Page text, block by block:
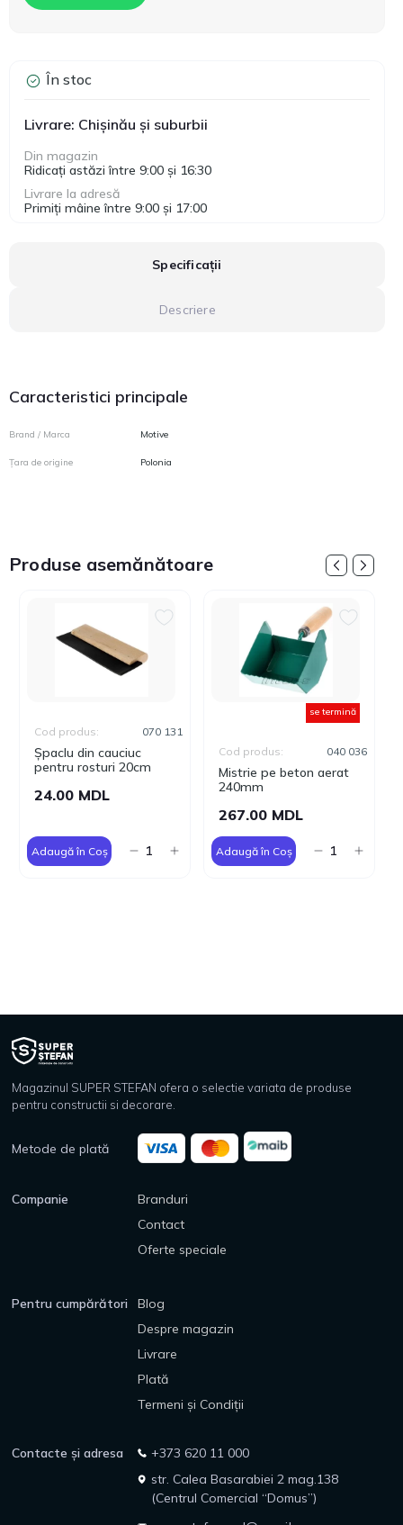
În stoc
Livrare: Chișinău și suburbii
Din magazin
Ridicați astăzi între 9:00 și 16:30
Livrare la adresă
Primiți mâine între 9:00 și 17:00
Specificații
Descriere
Caracteristici principale
Brand / Marca Motive
Țara de origine Polonia
Produse asemănătoare
Șpaclu din cauciuc
pentru rosturi 20cm
Cod produs: 070 131
24.00 MDL
Adaugă în Coș
se termină
Mistrie pe beton aerat
240mm
Cod produs: 040 036
267.00 MDL
Adaugă în Coș
Magazinul SUPER STEFAN ofera o selectie variata de produse
pentru constructii si decorare.
Metode de plată
Companie
Branduri
Contact
Oferte speciale
Pentru cumpărători
Blog
Despre magazin
Livrare
Plată
Termeni și Condiții
Contacte și adresa
+373 620 11 000
str. Calea Basarabiei 2 mag.138
(Centrul Comercial “Domus”)